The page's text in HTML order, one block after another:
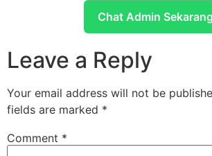
Chat Admin Sekarang
Leave a Reply
Your email address will not be
fields are marked *
Comment *